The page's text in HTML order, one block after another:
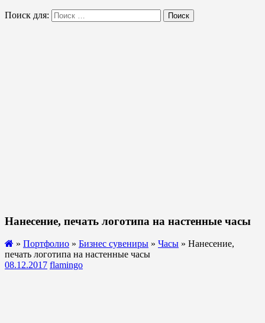
Поиск для: Поиск
Нанесение, печать логотипа на настенные часы
» Портфолио » Бизнес сувениры » Часы » Нанесение,
печать логотипа на настенные часы
08.12.2017 flamingo